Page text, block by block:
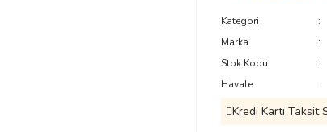
Kategori
Marka
Stok Kodu
Havale
Kredi Kartı Taksit